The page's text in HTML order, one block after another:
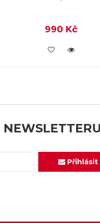
990 Kč
KOUPIT
NEWSLETTERU
Přihlásit